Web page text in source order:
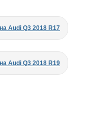
Audi Q3 2018 R17
Audi Q3 2018 R19